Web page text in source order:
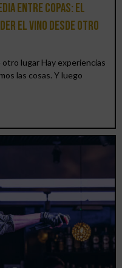
entre copas: el
el vino desde otro
lugar Hay experiencias
las cosas. Y luego